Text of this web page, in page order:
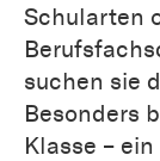
Schularten
suchen sie
Besonders
Klasse – ein